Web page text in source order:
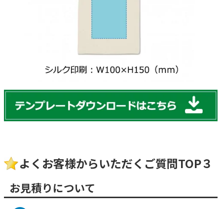
よくお客様からいただくご質問TOP３
お見積りについて